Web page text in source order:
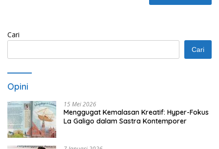
Cari
Cari
Opini
15 Mei 2026
Menggugat Kemalasan Kreatif: Hyper-Fokus
La Galigo dalam Sastra Kontemporer